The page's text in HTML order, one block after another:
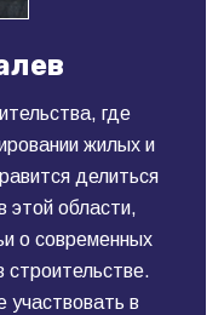
где
жилых и
делиться
этой области,
о современных
строительстве.
участвовать в